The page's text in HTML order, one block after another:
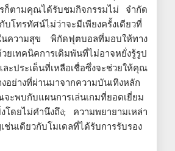
ก็ตามคุณได้รับชมกิจกรรมไม่ จำกัด
โทรทัศน์ไม่ว่าจะมีเพียงครั้งเดียวที่
นความสุข พิกัดฟุตบอลที่มอบให้ทาง
ยเทคนิคการเดิมพันที่ไม่อาจหยั่งรู้รูป
ะประเด็นที่เหลือเชื่อซึ่งจะช่วยให้คุณ
อย่างที่ผ่านมาจากความบันเทิงหลัก
ะพบกับแผนการเล่นเกมที่ยอดเยี่ยม
โดยไม่คำนึงถึง; ความพยายามเหล่า
นเดียวกับโมเดลที่ได้รับการรับรอง